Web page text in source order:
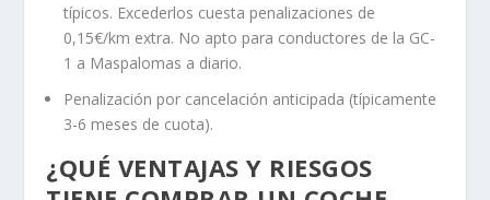
típicos. Excederlos cuesta penalizaciones de
0,15€/km extra. No apto para conductores de la GC-
1 a Maspalomas a diario.
Penalización por cancelación anticipada (típicamente
3-6 meses de cuota).
¿QUÉ VENTAJAS Y RIESGOS